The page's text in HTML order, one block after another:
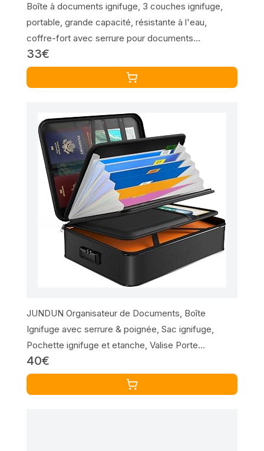
Boîte à documents ignifuge, 3 couches ignifuge,
portable, grande capacité, résistante à l'eau,
coffre-fort avec serrure pour documents
importants, certificats, passeports, dossiers
juridiques et
33€
JUNDUN Organisateur de Documents, Boîte
Ignifuge avec serrure & poignée, Sac ignifuge,
Pochette ignifuge et etanche, Valise Porte
Documents pour fichiers et passeport(Noir,
38x28x11cm)
40€